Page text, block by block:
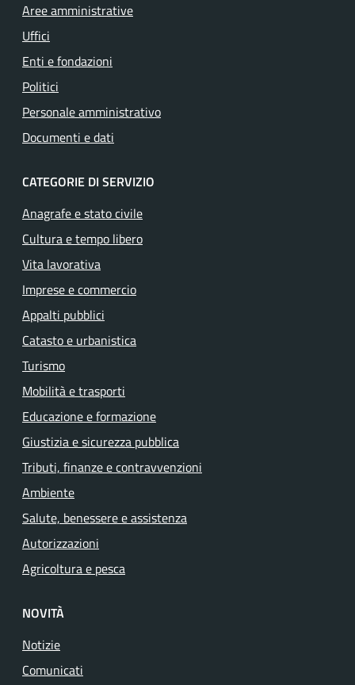
Aree amministrative
Uffici
Enti e fondazioni
Politici
Personale amministrativo
Documenti e dati
CATEGORIE DI SERVIZIO
Anagrafe e stato civile
Cultura e tempo libero
Vita lavorativa
Imprese e commercio
Appalti pubblici
Catasto e urbanistica
Turismo
Mobilità e trasporti
Educazione e formazione
Giustizia e sicurezza pubblica
Tributi, finanze e contravvenzioni
Ambiente
Salute, benessere e assistenza
Autorizzazioni
Agricoltura e pesca
NOVITÀ
Notizie
Comunicati